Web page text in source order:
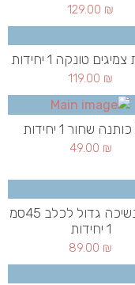
129.00 ₪
טונקה 1 יחידות
119.00 ₪
שחור 1 יחידות
49.00 ₪
צעצוע נשיכה גדול לכלב 45סמ
1 יחידות
89.00 ₪